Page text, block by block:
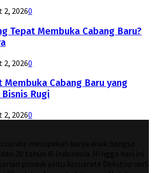
2, 20260
Tepat Membuka Cabang Baru?
2, 20260
Membuka Cabang Baru yang
Rugi
2, 20260